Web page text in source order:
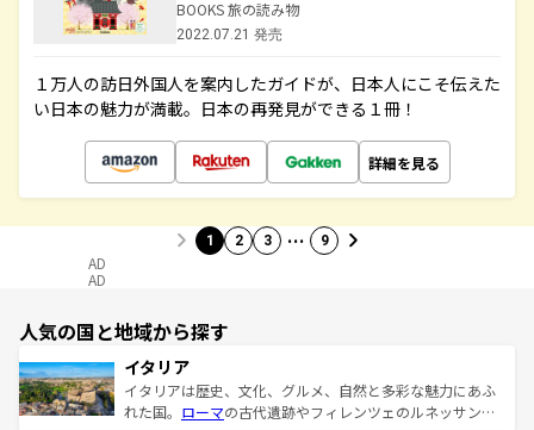
BOOKS 旅の読み物
2022.07.21 発売
１万人の訪日外国人を案内したガイドが、日本人にこそ伝えた
い日本の魅力が満載。日本の再発見ができる１冊！
詳細を見る
1 2 3 … 9
AD
AD
人気の国と地域から探す
イタリア
イタリアは歴史、文化、グルメ、自然と多彩な魅力にあふ
れた国。 ローマの古代遺跡やフィレンツェのルネッサンス